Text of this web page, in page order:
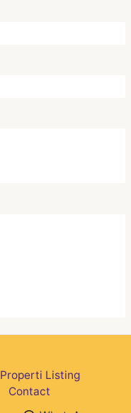
Properti Listing
Contact